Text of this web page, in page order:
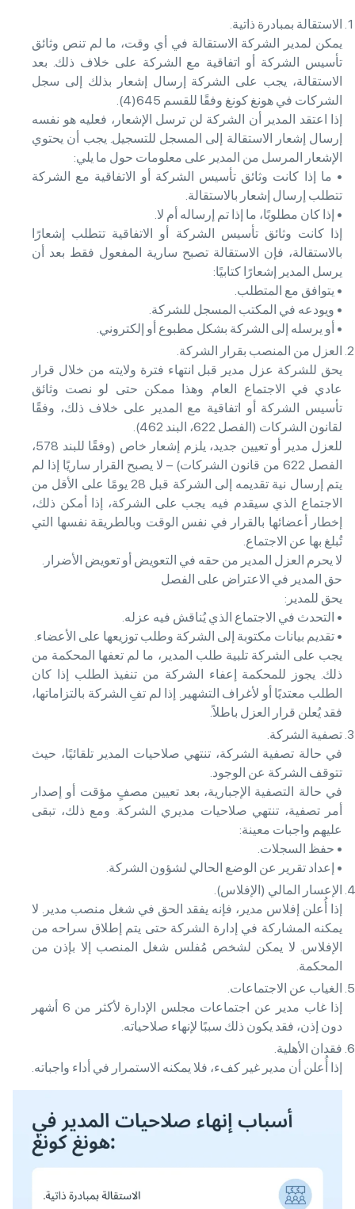
الاستقالة بمبادرة ذاتية.
يمكن لمدير الشركة الاستقالة في أي وقت، ما لم تنص وثائق
تأسيس الشركة أو اتفاقية مع الشركة على خلاف ذلك. بعد
الاستقالة، يجب على الشركة إرسال إشعار بذلك إلى سجل
الشركات في هونغ كونغ وفقًا للقسم 645(4).
إذا اعتقد المدير أن الشركة لن ترسل الإشعار، فعليه هو نفسه
إرسال إشعار الاستقالة إلى المسجل للتسجيل. يجب أن يحتوي
الإشعار المرسل من المدير على معلومات حول ما يلي:
• ما إذا كانت وثائق تأسيس الشركة أو الاتفاقية مع الشركة
تتطلب إرسال إشعار بالاستقالة.
• إذا كان مطلوبًا، ما إذا تم إرساله أم لا.
إذا كانت وثائق تأسيس الشركة أو الاتفاقية تتطلب إشعارًا
بالاستقالة، فإن الاستقالة تصبح سارية المفعول فقط بعد أن
يرسل المدير إشعارًا كتابيًا:
• يتوافق مع المتطلب.
• ويودعه في المكتب المسجل للشركة.
• أو يرسله إلى الشركة بشكل مطبوع أو إلكتروني.
العزل من المنصب بقرار الشركة.
يحق للشركة عزل مدير قبل انتهاء فترة ولايته من خلال قرار
عادي في الاجتماع العام. وهذا ممكن حتى لو نصت وثائق
تأسيس الشركة أو اتفاقية مع المدير على خلاف ذلك، وفقًا
لقانون الشركات (الفصل 622، البند 462).
للعزل مدير أو تعيين جديد، يلزم إشعار خاص (وفقًا للبند 578،
الفصل 622 من قانون الشركات) – لا يصبح القرار ساريًا إذا لم
يتم إرسال نية تقديمه إلى الشركة قبل 28 يومًا على الأقل من
الاجتماع الذي سيقدم فيه. يجب على الشركة، إذا أمكن ذلك،
إخطار أعضائها بالقرار في نفس الوقت وبالطريقة نفسها التي
تُبلغ بها عن الاجتماع.
لا يحرم العزل المدير من حقه في التعويض أو تعويض الأضرار.
حق المدير في الاعتراض على الفصل
يحق للمدير:
• التحدث في الاجتماع الذي يُناقش فيه عزله.
• تقديم بيانات مكتوبة إلى الشركة وطلب توزيعها على الأعضاء.
يجب على الشركة تلبية طلب المدير، ما لم تعفها المحكمة من
ذلك. يجوز للمحكمة إعفاء الشركة من تنفيذ الطلب إذا كان
الطلب معتديًا أو لأغراف التشهير. إذا لم تفِ الشركة بالتزاماتها،
فقد يُعلن قرار العزل باطلاً.
تصفية الشركة.
في حالة تصفية الشركة، تنتهي صلاحيات المدير تلقائيًا، حيث
تتوقف الشركة عن الوجود.
في حالة التصفية الإجبارية، بعد تعيين مصفٍ مؤقت أو إصدار
أمر تصفية، تنتهي صلاحيات مديري الشركة. ومع ذلك، تبقى
عليهم واجبات معينة:
• حفظ السجلات.
• إعداد تقرير عن الوضع الحالي لشؤون الشركة.
الإعسار المالي (الإفلاس).
إذا أُعلن إفلاس مدير، فإنه يفقد الحق في شغل منصب مدير. لا
يمكنه المشاركة في إدارة الشركة حتى يتم إطلاق سراحه من
الإفلاس. لا يمكن لشخص مُفلس شغل المنصب إلا بإذن من
المحكمة.
الغياب عن الاجتماعات.
إذا غاب مدير عن اجتماعات مجلس الإدارة لأكثر من 6 أشهر
دون إذن، فقد يكون ذلك سببًا لإنهاء صلاحياته.
فقدان الأهلية.
إذا أُعلن أن مدير غير كفء، فلا يمكنه الاستمرار في أداء واجباته.